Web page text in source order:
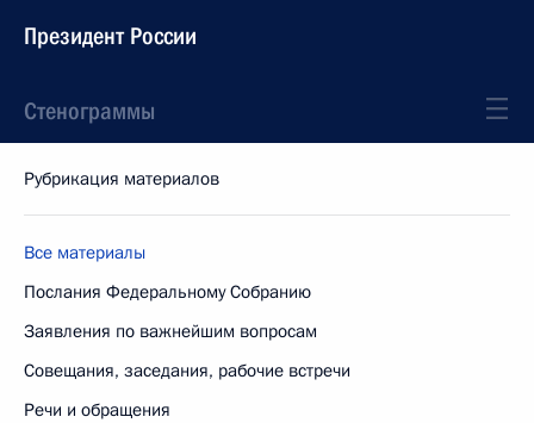
Президент России
Стенограммы
Рубрикация материалов
Все материалы
Послания Федеральному Собранию
Заявления по важнейшим вопросам
Совещания, заседания, рабочие встречи
Речи и обращения